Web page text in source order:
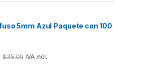
5mm Azul Paquete con 100
$35.00 IVA incl.